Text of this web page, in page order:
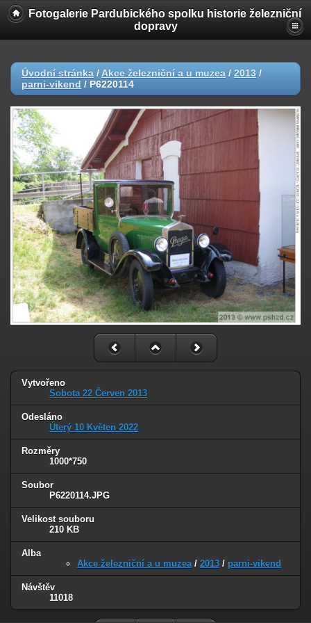
Fotogalerie Pardubického spolku historie železniční
dopravy
Úvodní stránka / Akce železniční a u muzea / 2013 /
parni-vikend / P6220114
Vytvořeno
Sobota 22 Červen 2013
Odesláno
Úterý 10 Květen 2022
Rozměry
1000*750
Soubor
P6220114.JPG
Velikost souboru
210 KB
Alba
Akce železniční a u muzea / 2013 / parni-vikend
Návštěv
11018